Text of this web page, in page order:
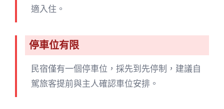
適入住。
停車位有限
民宿僅有一個停車位，採先到先停制，建議自
駕旅客提前與主人確認車位安排。